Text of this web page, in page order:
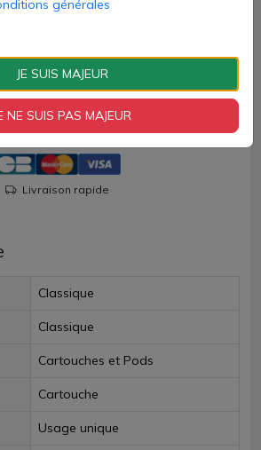
9,60 €
À MON PANIER
Livraison rapide
Classique
Classique
Cartouches et Pods
Cartouche
Usage unique
générales
JE SUIS MAJEUR
NE SUIS PAS MAJEUR